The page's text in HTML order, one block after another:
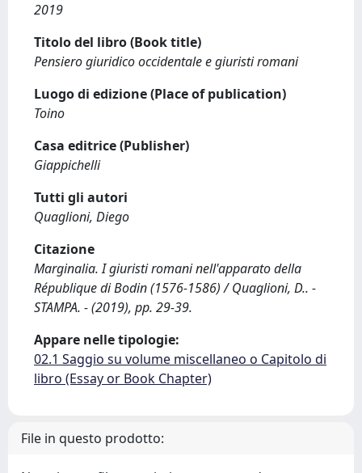
2019
Titolo del libro (Book title)
Pensiero giuridico occidentale e giuristi romani
Luogo di edizione (Place of publication)
Toino
Casa editrice (Publisher)
Giappichelli
Tutti gli autori
Quaglioni, Diego
Citazione
Marginalia. I giuristi romani nell'apparato della
République di Bodin (1576-1586) / Quaglioni, D.. -
STAMPA. - (2019), pp. 29-39.
Appare nelle tipologie:
02.1 Saggio su volume miscellaneo o Capitolo di
libro (Essay or Book Chapter)
File in questo prodotto: